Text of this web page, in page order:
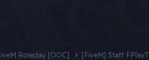
Roleplay [OOC] [FiveM] Staff FPlayT